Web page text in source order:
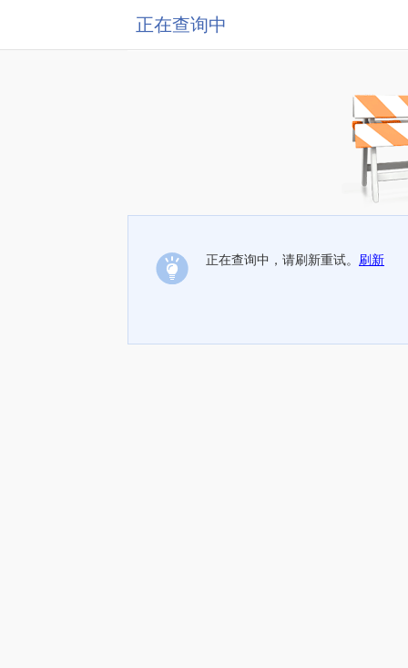
正在查询中
正在查询中，请刷新重试。 刷新